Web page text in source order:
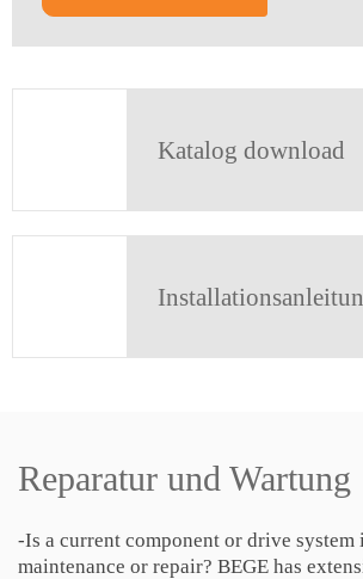
Katalog download
Reparatur und Wartung
-Is a current component or drive system
maintenance or repair? BEGE has